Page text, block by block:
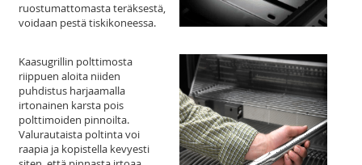
ruostumattomasta teräksestä,
voidaan pestä tiskikoneessa.
Kaasugrillin polttimosta
riippuen aloita niiden
puhdistus harjaamalla
irtonainen karsta pois
polttimoiden pinnoilta.
Valurautaista poltinta voi
raapia ja kopistella kevyesti